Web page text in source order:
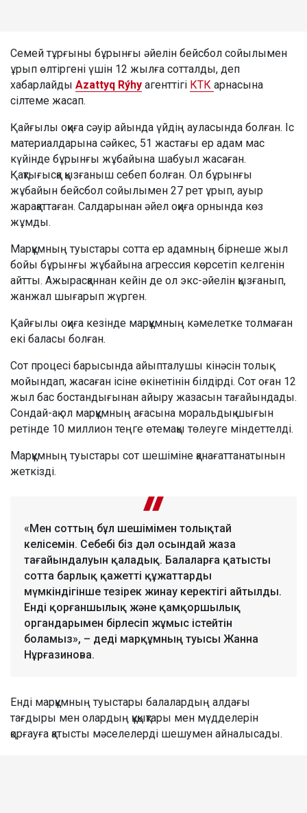
Семей тұрғыны бұрынғы әйелін бейсбол сойылымен
ұрып өлтіргені үшін 12 жылға сотталды, деп
хабарлайды Azattyq Rýhy агенттігі КТК арнасына
сілтеме жасап.
Қайғылы оқиға сәуір айында үйдің ауласында болған. Іс
материалдарына сәйкес, 51 жастағы ер адам мас
күйінде бұрынғы жұбайына шабуыл жасаған.
Қақтығысқа қызғаныш себеп болған. Ол бұрынғы
жұбайын бейсбол сойылымен 27 рет ұрып, ауыр
жарақаттаған. Салдарынан әйел оқиға орнында көз
жұмды.
Марқұмның туыстары сотта ер адамның бірнеше жыл
бойы бұрынғы жұбайына агрессия көрсетіп келгенін
айтты. Ажырасқаннан кейін де ол экс-әйелін қызғанып,
жанжал шығарып жүрген.
Қайғылы оқиға кезінде марқұмның кәмелетке толмаған
екі баласы болған.
Сот процесі барысында айыпталушы кінәсін толық
мойындап, жасаған ісіне өкінетінін білдірді. Сот оған 12
жыл бас бостандығынан айыру жазасын тағайындады.
Сондай-ақ ол марқұмның ағасына моральдық шығын
ретінде 10 миллион теңге өтемақы төлеуге міндеттелді.
Марқұмның туыстары сот шешіміне қанағаттанатынын
жеткізді.
«Мен соттың бұл шешімімен толықтай
келісемін. Себебі біз дәл осындай жаза
тағайындалуын қаладық. Балаларға қатысты
сотта барлық қажетті құжаттарды
мүмкіндігінше тезірек жинау керектігі айтылды.
Енді қорғаншылық және қамқоршылық
органдарымен бірлесіп жұмыс істейтін
боламыз», – деді марқұмның туысы Жанна
Нұрғазинова.
Енді марқұмның туыстары балалардың алдағы
тағдыры мен олардың құқықтары мен мүдделерін
қорғауға қатысты мәселелерді шешумен айналысады.